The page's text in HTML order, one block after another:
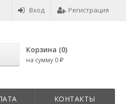
Вход Регистрация
Корзина (0)
на сумму 0 ₽
КОНТАКТЫ